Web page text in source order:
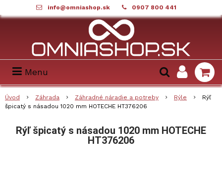
info@omniashop.sk 0907 800 441
Menu
Úvod Záhrada Záhradné náradie a potreby Rýle
Rýľ
špicatý s násadou 1020 mm HOTECHE HT376206
Rýľ špicatý s násadou 1020 mm HOTECHE
HT376206